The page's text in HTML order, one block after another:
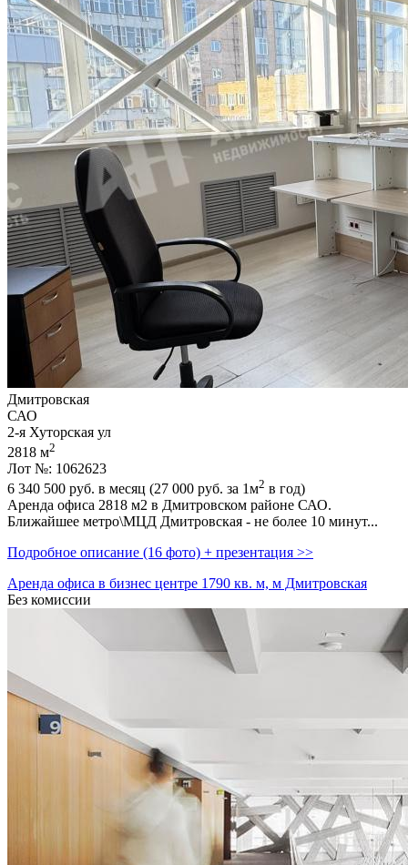
Дмитровская
САО
2-я Хуторская ул
2818 м2
Лот №: 1062623
6 340 500 руб. в месяц (27 000 руб. за 1м2 в год)
Аренда офиса 2818 м2 в Дмитровском районе САО.
Ближайшее метро\МЦД Дмитровская - не более 10 минут...
Подробное описание (16 фото) + презентация >>
Аренда офиса в бизнес центре 1790 кв. м, м Дмитровская
Без комиссии